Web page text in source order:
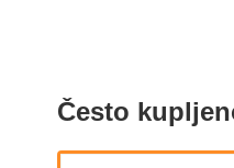
Često